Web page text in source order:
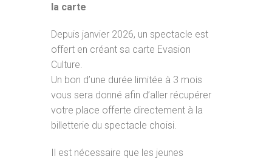
la carte
Depuis janvier 2026, un spectacle est
offert en créant sa carte Evasion
Culture.
Un bon d’une durée limitée à 3 mois
vous sera donné afin d’aller récupérer
votre place offerte directement à la
billetterie du spectacle choisi.
Il est nécessaire que les jeunes